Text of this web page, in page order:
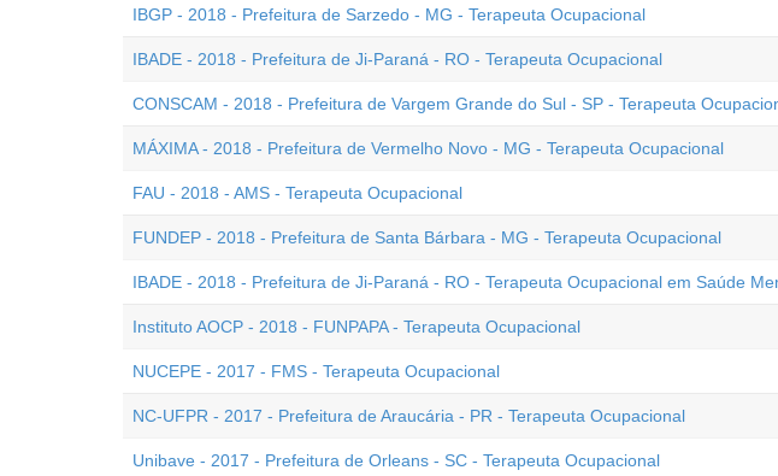
IBGP - 2018 - Prefeitura de Sarzedo - MG - Terapeuta Ocupacional
IBADE - 2018 - Prefeitura de Ji-Paraná - RO - Terapeuta Ocupacional
CONSCAM - 2018 - Prefeitura de Vargem Grande do Sul - SP - Terapeuta
MÁXIMA - 2018 - Prefeitura de Vermelho Novo - MG - Terapeuta Ocupacional
FAU - 2018 - AMS - Terapeuta Ocupacional
FUNDEP - 2018 - Prefeitura de Santa Bárbara - MG - Terapeuta Ocupacional
IBADE - 2018 - Prefeitura de Ji-Paraná - RO - Terapeuta Ocupacional em Saúde
Instituto AOCP - 2018 - FUNPAPA - Terapeuta Ocupacional
NUCEPE - 2017 - FMS - Terapeuta Ocupacional
NC-UFPR - 2017 - Prefeitura de Araucária - PR - Terapeuta Ocupacional
Unibave - 2017 - Prefeitura de Orleans - SC - Terapeuta Ocupacional